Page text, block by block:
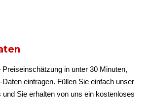
in unter 30 Minuten,
Daten eintragen. Füllen Sie einfach unser
Sie erhalten von uns ein kostenloses